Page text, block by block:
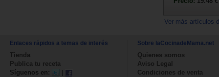
Ver más artículos
Enlaces rápidos a temas de interés
Tienda
Publica tu receta
Síguenos en:
Sobre laCocinadeMama.net
Quienes somos
Aviso Legal
Condiciones de venta